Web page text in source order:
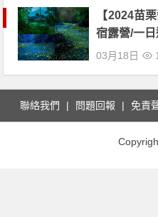
【2024苗
宿露營/一日
03月18日
聯絡我們 問題回報 免責